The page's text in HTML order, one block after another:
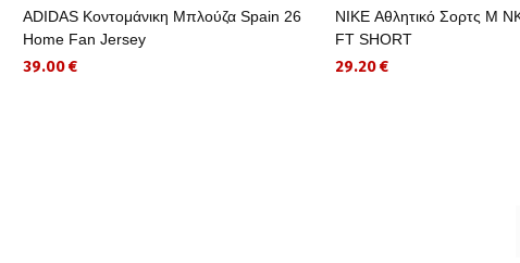
ADIDAS Κοντομάνικη Μπλούζα Spain 26
Home Fan Jersey
39.00 €
NIKE Αθλητικό Σορτς M
FT SHORT
29.20 €